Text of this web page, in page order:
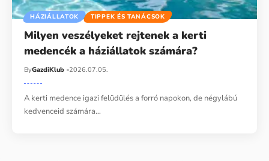
HÁZIÁLLATOK TIPPEK ÉS TANÁCSOK
Milyen veszélyeket rejtenek a kerti
medencék a háziállatok számára?
ByGazdiKlub 2026.07.05.
A kerti medence igazi felüdülés a forró napokon, de négylábú
kedvenceid számára…